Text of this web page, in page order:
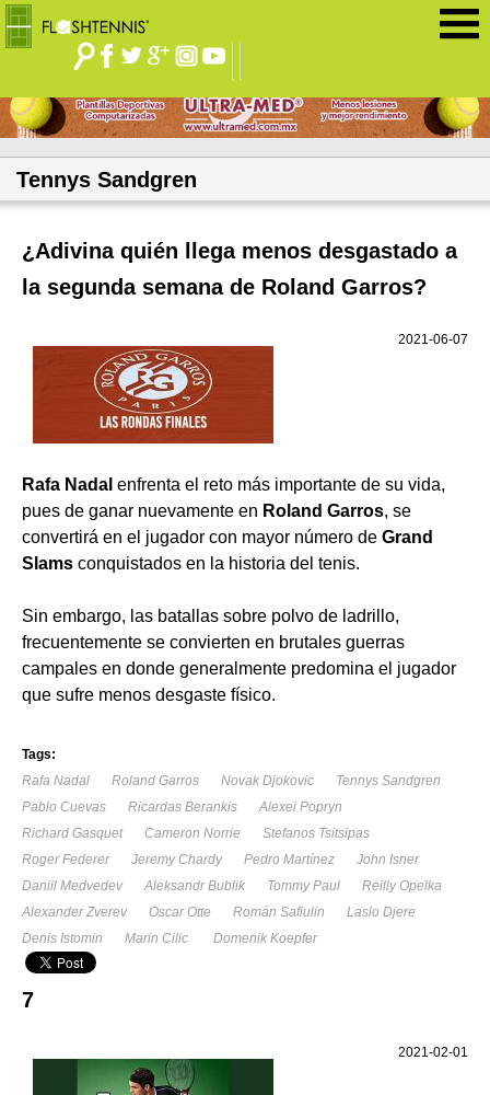
Tennys Sandgren
¿Adivina quién llega menos desgastado a
la segunda semana de Roland Garros?
2021-06-07
Rafa Nadal enfrenta el reto más importante de su vida,
pues de ganar nuevamente en Roland Garros, se
convertirá en el jugador con mayor número de Grand
Slams conquistados en la historia del tenis.
Sin embargo, las batallas sobre polvo de ladrillo,
frecuentemente se convierten en brutales guerras
campales en donde generalmente predomina el jugador
que sufre menos desgaste físico.
Tags:
Rafa Nadal
Roland Garros Novak Djokovic
Tennys Sandgren
Pablo Cuevas
Ricardas Berankis
Alexei Popryn
Richard Gasquet
Cameron Norrie
Stefanos Tsitsipas
Roger Federer
Jeremy Chardy Pedro Martínez
John Isner
Daniil Medvedev
Aleksandr Bublik Tommy Paul
Reilly Opelka
Alexander Zverev
Oscar Otte Román Safiulin
Laslo Djere
Denis Istomin
Marin Cilic Domenik Koepfer
7
2021-02-01